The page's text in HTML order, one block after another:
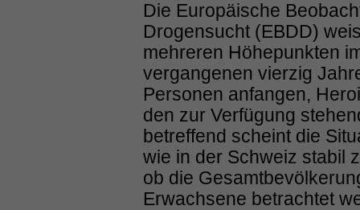
Die Europäische
Drogensucht (EBDD)
mehreren Höhepunkten
vergangenen vierzig
Personen anfangen,
den zur Verfügung
betreffend scheint die
wie in der Schweiz stabil
ob die
Erwachsene betrachtet